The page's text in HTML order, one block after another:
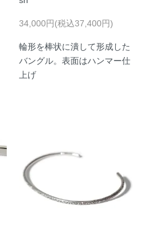
34,000円(税込37,400円)
輪形を棒状に潰して形成した
バングル。表面はハンマー仕
上げ